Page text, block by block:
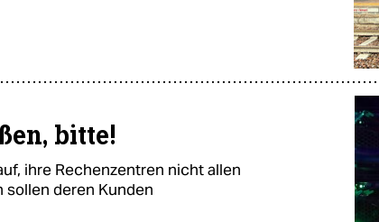
bitte!
ihre Rechenzentren nicht allen
sollen deren Kunden